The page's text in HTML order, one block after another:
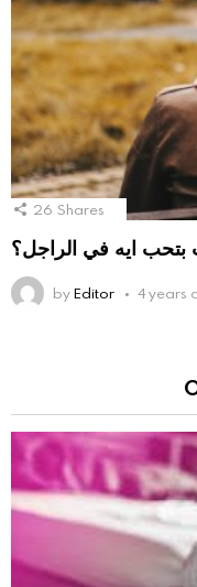
26 Shares
ايه في الراجل؟
byEditor 4 years